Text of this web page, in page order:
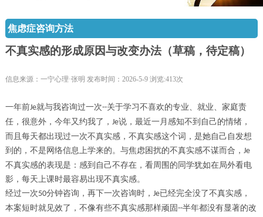
焦虑症咨询方法
不真实感的形成原因与改变办法（草稿，待定稿）
信息来源：一宁心理·张明 发布时间：2026-5-9 浏览:413次
一年前Je就与我咨询过一次--关于学习不喜欢的专业、就业、家庭责
任，很意外，今年又约我了， Je说，最近一月感知不到自己的情绪，
而且每天都出现过一次不真实感，不真实感这个词，是她自己自发想
到的，不是网络信息上学来的。与焦虑困扰的不真实感不谋而合， Je
不真实感的表现是：感到自己不存在，看周围的同学犹如在局外看电
影，每天上课时最容易出现不真实感。
经过一次50分钟咨询，再下一次咨询时， Je已经完全没了不真实感，
本案短时就见效了，不像有些不真实感那样顽固--半年都没有显著的改